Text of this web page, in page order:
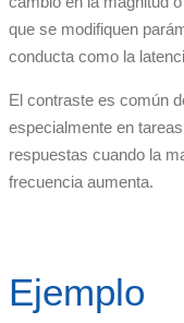
que se modifiquen
conducta como la
El contraste es común
especialmente en
respuestas cuando la
frecuencia aumenta.
Ejemplo